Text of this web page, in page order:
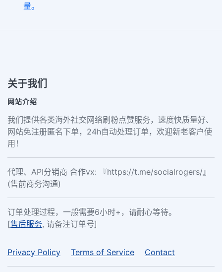
量。
关于我们
网站介绍
我们提供各类海外社交网络刷粉点赞服务，速度快质量好、
网站免注册匿名下单，24h自动处理订单，欢迎新老客户使
用！
代理、API分销商 合作vx: 『https://t.me/socialrogers/』
(售前商务沟通)
订单处理过程，一般需要6小时+，请耐心等待。
[售后服务, 请备注订单号]
Privacy Policy Terms of Service Contact